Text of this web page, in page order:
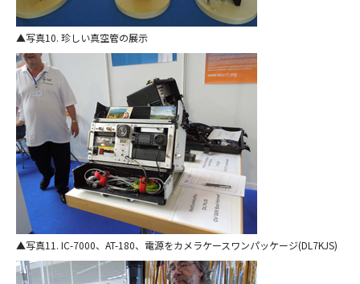
写真10. 珍しい真空管の展示
写真11. IC-7000、AT-180、電源をカメラケースワンパッケージ(DL7KJS)